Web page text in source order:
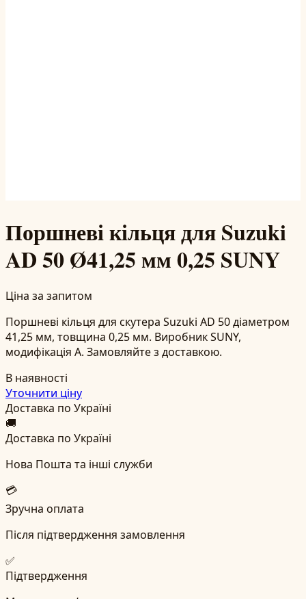
Поршневі кільця для Suzuki
AD 50 Ø41,25 мм 0,25 SUNY
Ціна за запитом
Поршневі кільця для скутера Suzuki AD 50 діаметром
41,25 мм, товщина 0,25 мм. Виробник SUNY,
модифікація A. Замовляйте з доставкою.
В наявності
Уточнити ціну
Доставка по Україні
🚚
Доставка по Україні
Нова Пошта та інші служби
💳
Зручна оплата
Після підтвердження замовлення
✅
Підтвердження